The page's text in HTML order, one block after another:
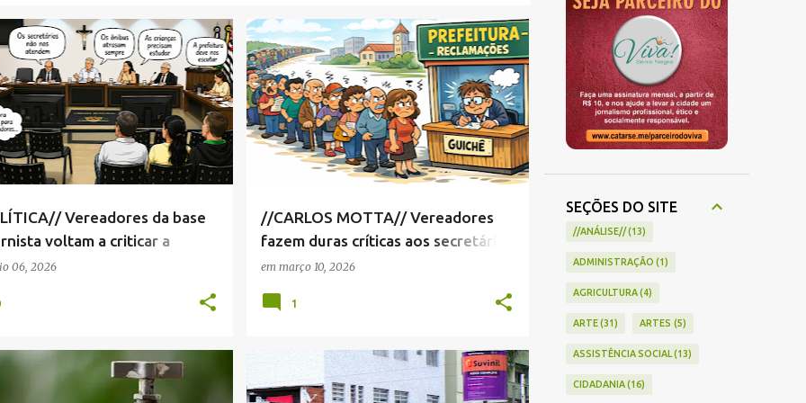
Vereadores da base
voltam a criticar a
Chedid
06, 2026
MAGALDI +7
//CARLOS MOTTA// Vereadores
fazem duras críticas aos secretários
municipais
em março 10, 2026
CÂMARA MUNICIPAL SERRA NEGRA +2
1
MUNICIPAL SERRA NEGRA CÂMARA MUNICIPAL SERRA NEGRA +2
SEÇÕES DO SITE
//ANÁLISE// 13
ADMINISTRAÇÃO 1
AGRICULTURA 4
ARTE 31 ARTES 5
ASSISTÊNCIA SOCIAL 13
CIDADANIA 16